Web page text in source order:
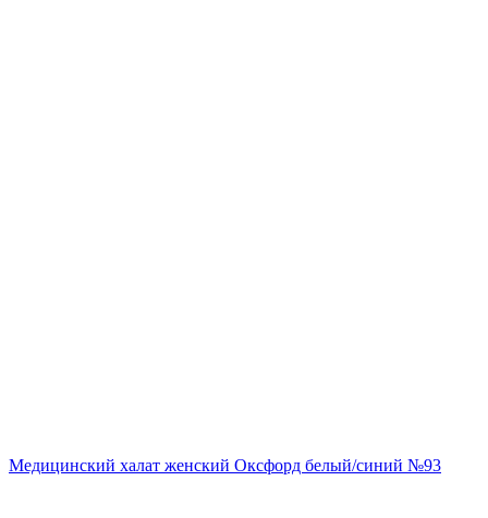
Медицинский халат женский Оксфорд белый/синий №93